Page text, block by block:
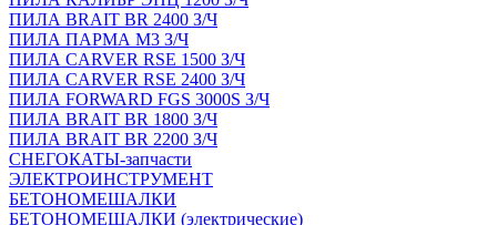
ПИЛА BRAIT BR 2400 З/Ч
ПИЛА ПАРМА М3 З/Ч
ПИЛА CARVER RSE 1500 З/Ч
ПИЛА CARVER RSE 2400 З/Ч
ПИЛА FORWARD FGS 3000S З/Ч
ПИЛА BRAIT BR 1800 З/Ч
ПИЛА BRAIT BR 2200 З/Ч
СНЕГОКАТЫ-запчасти
ЭЛЕКТРОИНСТРУМЕНТ
БЕТОНОМЕШАЛКИ
БЕТОНОМЕШАЛКИ (электрические)